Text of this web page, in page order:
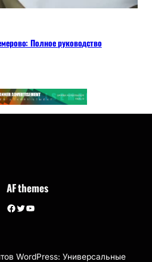
Полное руководство
AF themes
Facebook Twitter YouTube
WordPress: Универсальные